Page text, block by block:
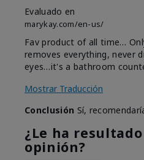
Evaluado en
marykay.com/en-us/
Fav product of all time…
removes everything, never
eyes…it's a bathroom
Mostrar Traducción
Conclusión Sí,
¿Le ha
opinión?